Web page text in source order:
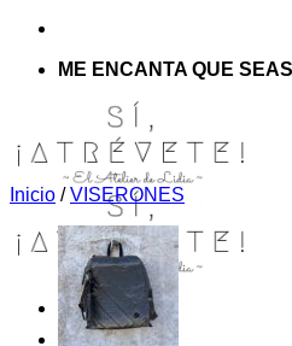
ME ENCANTA QUE
Inicio / VISERONES